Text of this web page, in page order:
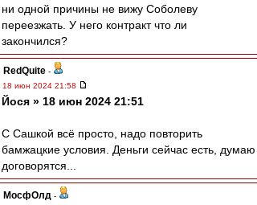
ни одной причины не вижу Соболеву
переезжать. У него контракт что ли
закончился?
RedQuite -
18 июн 2024 21:58
Йося » 18 июн 2024 21:51
С Сашкой всё просто, надо повторить
бамжацкие условия. Деньги сейчас есть, думаю
договорятся...
МосфОлд -